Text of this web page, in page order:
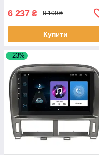
6 237 ₴ 8 109 ₴
Купити
–23%